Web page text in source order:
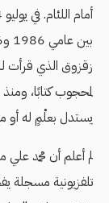
زقزوق الذي قرأت
لمحجوب كتابًا،
يستدل بعلْمٍ له أو
لم أعلم أن محمد
تلفزيونية مسجلة